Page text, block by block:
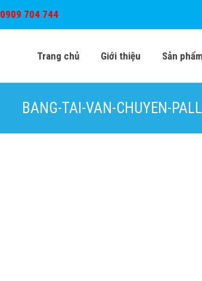
0909 704 744
Trang chủ Giới thiệu Sản phẩm
BANG-TAI-VAN-CHUYEN-